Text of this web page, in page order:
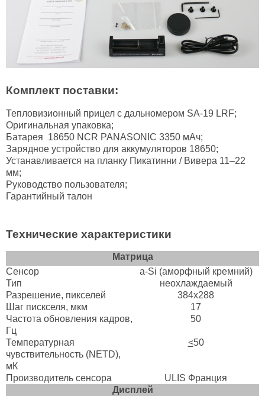
Комплект поставки:
Тепловизионный прицел с дальномером SA-19 ​​LRF;
Оригинальная упаковка;
Батарея 18650 NCR PANASONIC 3350 мАч;
Зарядное устройство для аккумуляторов 18650;
Устанавливается на планку Пикатинни / Вивера 11–22
мм;
Руководство пользователя;
Гарантийный талон
Технические характеристики
Матрица
Сенсор
a-Si (аморфный кремний)
Тип
неохлаждаемый
Разрешение, пикселей
384x288
Шаг пискселя, мкм
17
Частота обновления кадров,
Гц
50
Температурная
чувствительность (NETD),
мК
<50
Производитель сенсора
ULIS Франция
Дисплей